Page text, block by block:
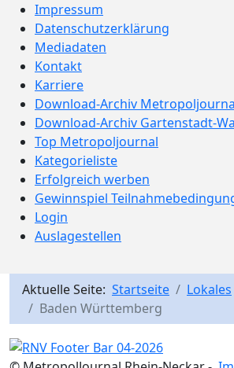
Impressum
Datenschutzerklärung
Mediadaten
Kontakt
Karriere
Download-Archiv
Download-Archiv Gartenstadt-
Top Metropoljournal
Kategorieliste
Erfolgreich werben
Gewinnspiel
Login
Auslagestellen
Aktuelle Seite: Startseite
Lokales
Baden Württemberg